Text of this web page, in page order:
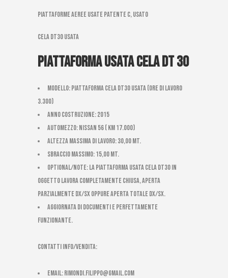
Piattaforme aeree usate patente C, Usato
Cela DT30 usata
Piattaforma usata Cela DT 30
Modello: Piattaforma Cela DT30 usata (ore di lavoro
3.300)
Anno costruzione: 2015
Automezzo: Nissan 56 ( km 17.000)
Altezza massima di Lavoro: 30,00 mt.
Sbraccio massimo: 15,00 mt.
Optional/Note: La piattaforma usata cela DT30 in
oggetto lavora completamente chiusa, aperta
parzialmente dx/sx oppure aperta totale dx/sx.
AGGIORNATA DI DOCUMENTI E PERFETTAMENTE
FUNZIONANTE.
CONTATTI INFO/VENDITA:
email:rimondi.filippo@gmail.com